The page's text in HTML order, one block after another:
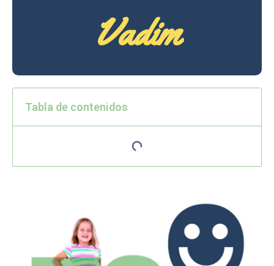
Vadim
Tabla de contenidos